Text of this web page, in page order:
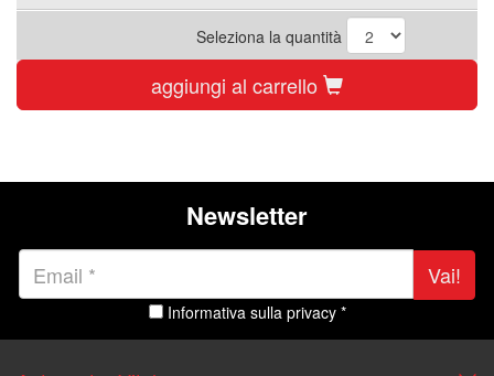
Seleziona la quantità
aggiungi al carrello
Newsletter
Vai!
Informativa sulla privacy *